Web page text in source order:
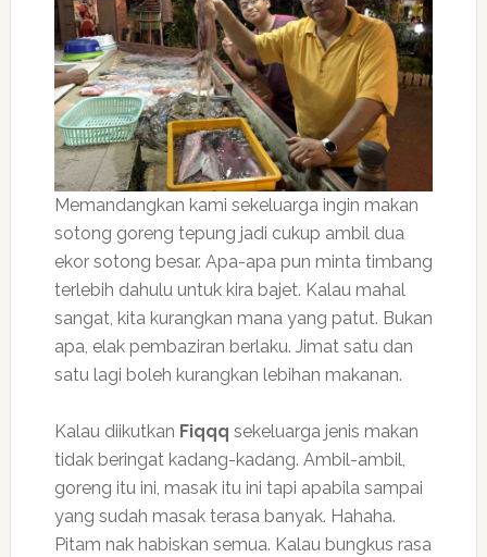
Memandangkan kami sekeluarga ingin makan
sotong goreng tepung jadi cukup ambil dua
ekor sotong besar. Apa-apa pun minta timbang
terlebih dahulu untuk kira bajet. Kalau mahal
sangat, kita kurangkan mana yang patut. Bukan
apa, elak pembaziran berlaku. Jimat satu dan
satu lagi boleh kurangkan lebihan makanan.
Kalau diikutkan Fiqqq sekeluarga jenis makan
tidak beringat kadang-kadang. Ambil-ambil,
goreng itu ini, masak itu ini tapi apabila sampai
yang sudah masak terasa banyak. Hahaha.
Pitam nak habiskan semua. Kalau bungkus rasa